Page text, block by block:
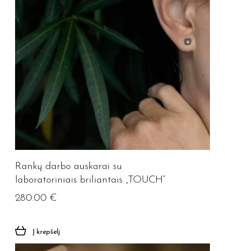
Rankų darbo auskarai su
laboratoriniais briliantais „TOUCH”
280.00 €
Į krepšelį